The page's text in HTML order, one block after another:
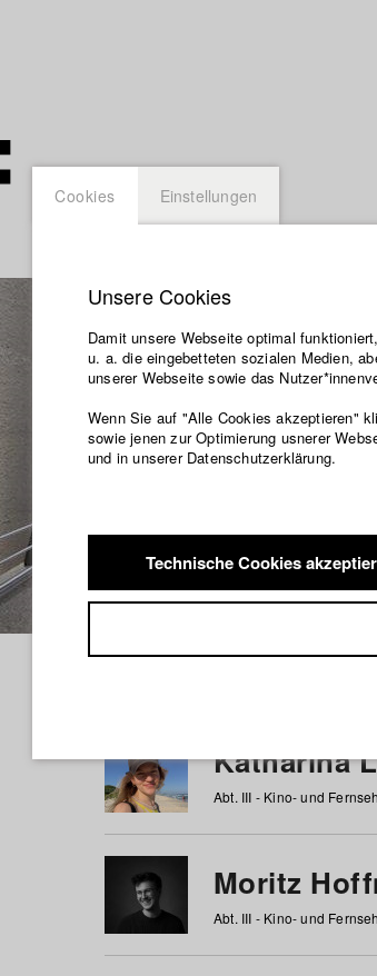
Studierende /
a b c d e f g h i j k l m n
Katharina
Abt. III - Kino- und
Moritz
Abt. III - Kino- und
Cookies Einstellungen
Unsere Cookies
Damit unsere Webseite optimal
u. a. die eingebetteten sozialen Medien,
unserer Webseite sowie das
Wenn Sie auf "Alle Cookies akzeptieren"
sowie jenen zur Optimierung usnerer
und in unserer Datenschutzerklärung.
Technische Cookies